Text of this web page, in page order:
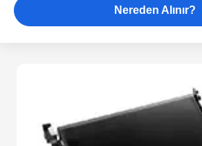
Nereden Alınır?